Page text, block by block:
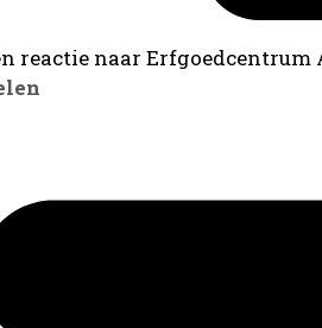
reactie naar